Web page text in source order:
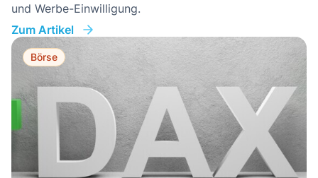
und Werbe-Einwilligung.
Zum Artikel
Börse